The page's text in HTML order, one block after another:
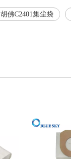
胡佛C2401集尘袋